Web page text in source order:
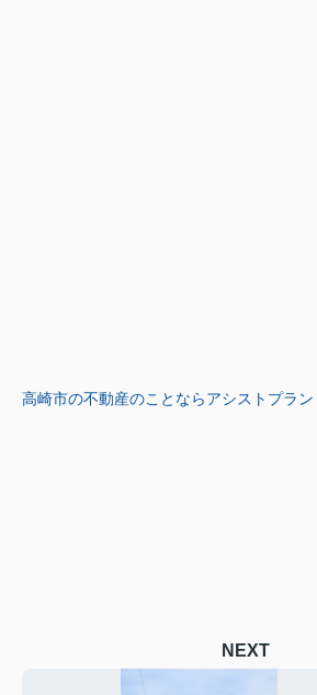
高崎市の不動産のことならアシストプラン
NEXT